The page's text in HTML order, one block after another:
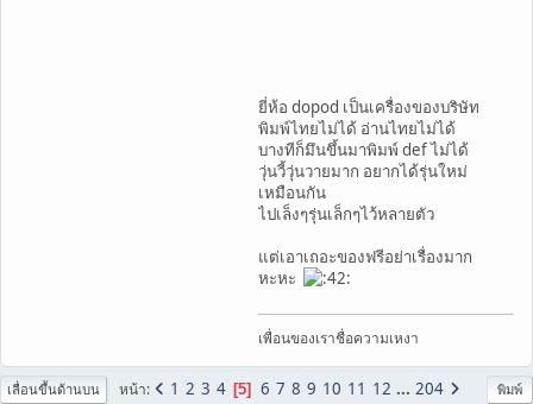
ยี่ห้อ dopod เป็นเครื่องของบริษัท
พิมพ์ไทยไม่ได้ อ่านไทยไม่ได้
บางทีก็มึนขึ้นมาพิมพ์ def ไม่ได้
วุ่นวี้วุ่นวายมาก อยากได้รุ่นใหม่
เหมือนกัน
ไปเล็งๆรุ่นเล็กๆไว้หลายตัว
แต่เอาเถอะของฟรีอย่าเรื่องมาก
หะหะ
เพื่อนของเราชื่อความเหงา
พิมพ์
เลื่อนขึ้นด้านบน หน้า 1 2 3 4 5 6 7 8 9 10 11 12 ... 204